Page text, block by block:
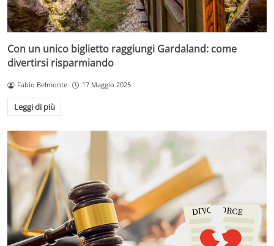
Con un unico biglietto raggiungi Gardaland: come
divertirsi risparmiando
Fabio Belmonte 17 Maggio 2025
Leggi di più